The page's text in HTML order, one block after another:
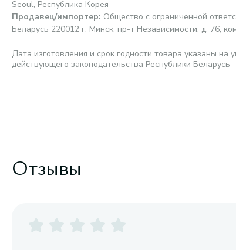
Seoul, Республика Корея
Продавец/импортер: Общество с ограниченной
Беларусь 220012 г. Минск, пр-т Независимости, д. 76,
Дата изготовления и срок годности товара указаны на
действующего законодательства Республики Беларусь
Отзывы